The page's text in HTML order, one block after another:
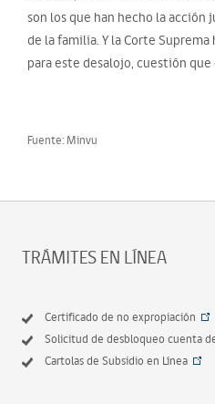
son los que han hecho la
de la familia. Y la Corte
para este desalojo, cuestión
Fuente: Minvu
TRÁMITES EN LÍNEA
Certificado de no expropiación
Solicitud de desbloqueo cuenta
Cartolas de Subsidio en Línea